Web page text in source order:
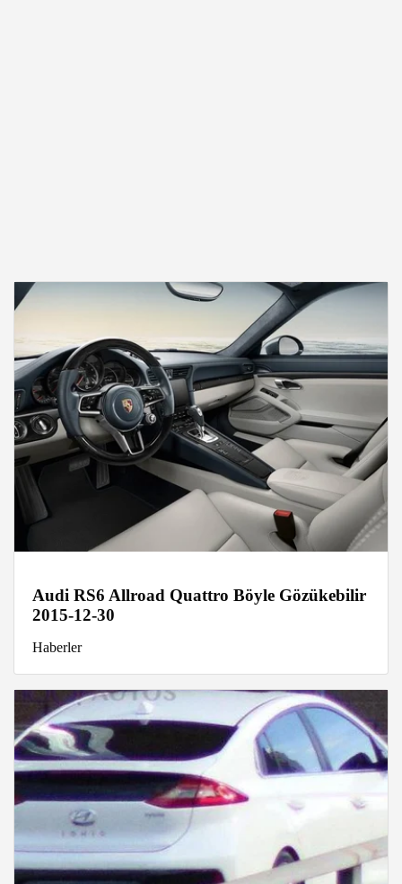
Audi RS6 Allroad Quattro Böyle Gözükebilir
2015-12-30
Haberler